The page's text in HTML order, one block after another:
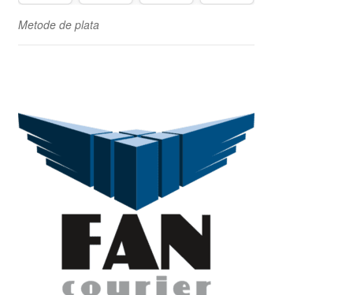
Metode de plata